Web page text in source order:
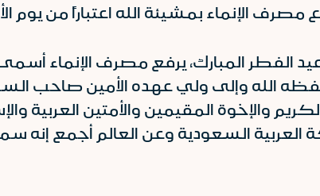
بمشيئة الله اعتباراً من يوم الأحد 31 مايو
الفطر المبارك، يرفع مصرف الإنماء
الله وإلى ولي عهده الأمين صاحب
والإخوة المقيمين والأمتين العربية
العربية السعودية وعن العالم أجمع إنه